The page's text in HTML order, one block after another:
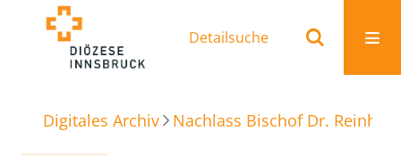
Detailsuche
Digitales Archiv Nachlass Bischof Dr.